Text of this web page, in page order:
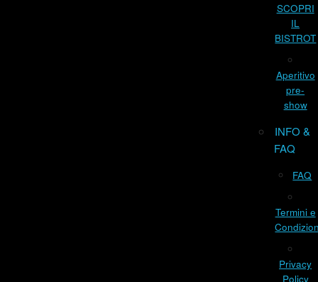
SCOPRI
IL
BISTROT
Aperitivo
pre-
show
INFO &
FAQ
FAQ
Termini e
Privacy
Policy